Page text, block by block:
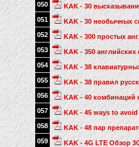
050
KAK - 30
051
KAK - 30 необычных
052
KAK - 300 простых
053
KAK - 350
054
KAK - 38
055
KAK - 38 правил
056
KAK - 40 комбинаций
057
KAK - 45 ways to
058
KAK - 48 пар
059
KAK - 4G LTE Обзор